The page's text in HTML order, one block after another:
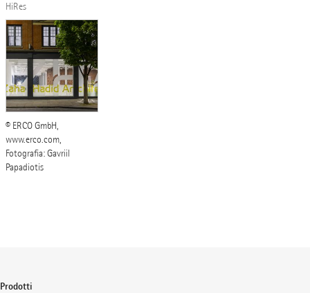
HiRes
© ERCO GmbH,
www.erco.com,
Fotografia: Gavriil
Papadiotis
Prodotti